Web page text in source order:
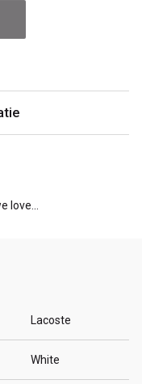
love...
Lacoste
White